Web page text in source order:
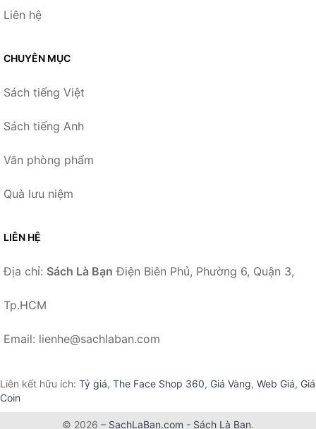
Liên hệ
CHUYÊN MỤC
Sách tiếng Việt
Sách tiếng Anh
Văn phòng phẩm
Quà lưu niệm
LIÊN HỆ
Địa chỉ: Sách Là Bạn Điện Biên Phủ, Phường 6, Quận 3,
Tp.HCM
Email: lienhe@sachlaban.com
Liên kết hữu ích: Tỷ giá, The Face Shop 360, Giá Vàng, Web Giá, Giá
Coin
© 2026 – SachLaBan.com - Sách Là Bạn.